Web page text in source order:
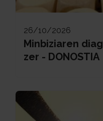
26/10/2026
Minbiziaren
zer - DONOSTIA